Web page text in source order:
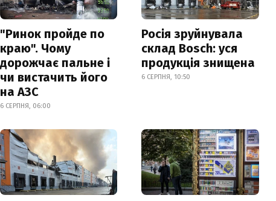
"Ринок пройде по
краю". Чому
дорожчає пальне і
чи вистачить його
на АЗС
6 СЕРПНЯ, 06:00
Росія зруйнувала
склад Bosch: уся
продукція знищена
6 СЕРПНЯ, 10:50